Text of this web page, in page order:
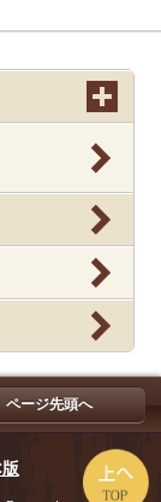
ページ先頭へ